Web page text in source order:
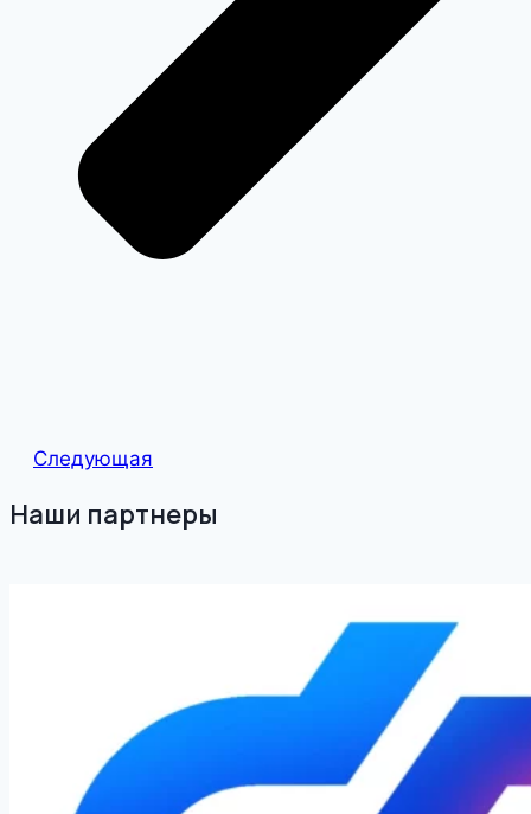
Следующая
Наши партнеры